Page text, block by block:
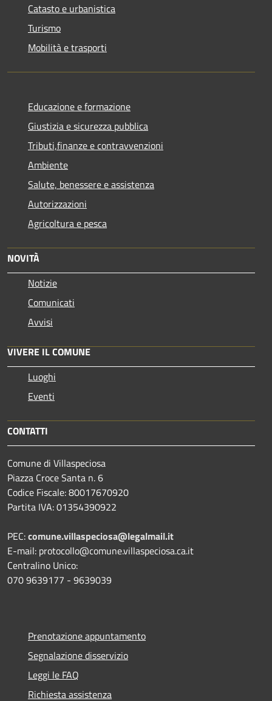
Catasto e urbanistica
Turismo
Mobilità e trasporti
Educazione e formazione
Giustizia e sicurezza pubblica
Tributi,finanze e contravvenzioni
Ambiente
Salute, benessere e assistenza
Autorizzazioni
Agricoltura e pesca
NOVITÀ
Notizie
Comunicati
Avvisi
VIVERE IL COMUNE
Luoghi
Eventi
CONTATTI
Comune di Villaspeciosa
Piazza Croce Santa n. 6
Codice Fiscale: 80017670920
Partita IVA: 01354390922
PEC:comune.villaspeciosa@legalmail.it
E-mail: protocollo@comune.villaspeciosa.ca.it
Centralino Unico:
070 9639177 - 9639039
Prenotazione appuntamento
Segnalazione disservizio
Leggi le FAQ
Richiesta assistenza